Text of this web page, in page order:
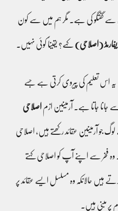
سے گفتگو کی ہے۔ مگر ہم میں سے کون
(اصلاحی) کہے؟ یقیناً کوئی نہیں۔
یہ اس تعلیم کی پیروی کرتی ہے جسے
جانا جاتا ہے۔ آرمینین ازم اصلاحی
آرمینین عقائد رکھتے ہیں، اصلاحی
فخر سے اپنے آپ کو اصلاحی کہتے
ہیں حالانکہ وہ مسلسل ایسے عقائد پر
پر مبنی ہیں۔